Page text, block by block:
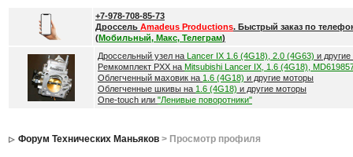
+7-978-708-85-73
Дроссель Amadeus Productions. Быстрый заказ по
(Мобильный, Макс, Телеграм)
Дроссельный узел на Lancer IX 1.6 (4G18), 2.0 (4G63) и
Ремкомплект РХХ на Mitsubishi Lancer IX, 1.6 (4G18),
Облегченный маховик на 1.6 (4G18) и другие моторы
Облегченные шкивы на 1.6 (4G18) и другие моторы
One-touch или "Ленивые поворотники"
Форум Технических Маньяков> Просмотр профиля